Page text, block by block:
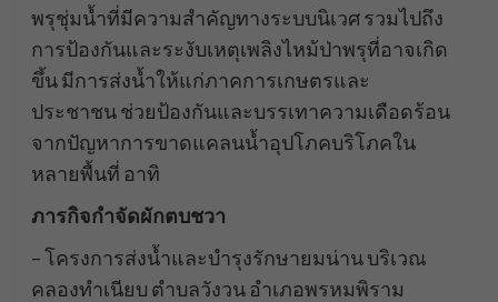
พรุชุ่มน้ำที่มีความสำคัญทางระบบนิเวศ รวมไปถึง
การป้องกันและระงับเหตุเพลิงไหม้ป่าพรุที่อาจเกิด
ขึ้น มีการส่งน้ำให้แก่ภาคการเกษตรและ
ประชาชน ช่วยป้องกันและบรรเทาความเดือดร้อน
จากปัญหาการขาดแคลนน้ำอุปโภคบริโภคใน
หลายพื้นที่ อาทิ
ภารกิจกำจัดผักตบชวา
– โครงการส่งน้ำและบำรุงรักษายมน่าน บริเวณ
คลองทำเนียบ ตำบลวังวน อำเภอพรหมพิราม